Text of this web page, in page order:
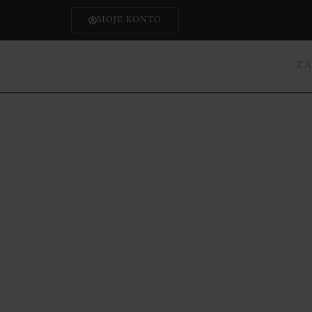
MOJE KONTO